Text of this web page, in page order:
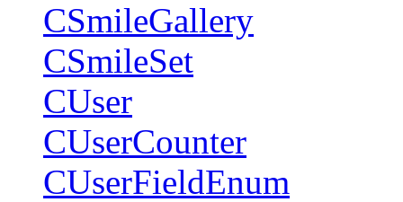
CSmileGallery
CSmileSet
CUser
CUserCounter
CUserFieldEnum